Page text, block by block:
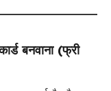
बनवाना (फ्री